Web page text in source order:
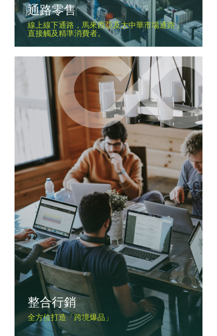
通路零售
線上線下通路，馬來西亞及大中華市場通路，
直接觸及精準消費者。
整合行銷
全方位打造「跨境爆品」